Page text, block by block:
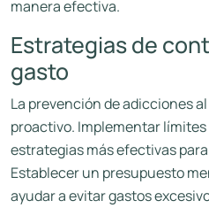
manera efectiva.
Estrategias de
gasto
La prevención de adicciones
proactivo. Implementar límites
estrategias más efectivas
Establecer un presupuesto
ayudar a evitar gastos